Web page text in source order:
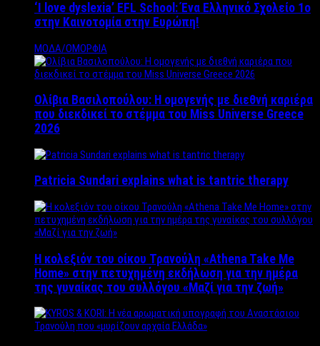
‘Ι love dyslexia’ EFL School: Ένα Ελληνικό Σχολείo 1ο
στην Καινοτομία στην Ευρώπη!
ΜΟΔΑ/ΟΜΟΡΦΙΑ
Ολίβια Βασιλοπούλου: Η ομογενής με διεθνή καριέρα
που διεκδικεί το στέμμα του Miss Universe Greece
2026
Patricia Sundari explains what is tantric therapy
Η κολεξιόν του οίκου Τρανούλη «Athena Take Me
Home» στην πετυχημένη εκδήλωση για την ημέρα
της γυναίκας του συλλόγου «Μαζί για την ζωή»